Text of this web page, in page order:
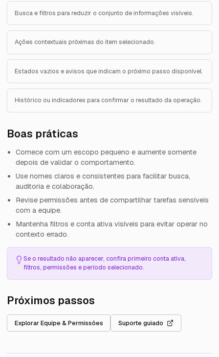
Busca e filtros para reduzir o conjunto de informações visíveis.
Ações contextuais próximas do item selecionado.
Estados vazios e avisos que indicam o próximo passo disponível.
Histórico ou indicadores para confirmar o resultado da operação.
Boas práticas
Comece com um escopo pequeno e aumente somente
depois de validar o comportamento.
Use nomes claros e consistentes para facilitar busca,
auditoria e colaboração.
Revise permissões antes de compartilhar tarefas sensíveis
com a equipe.
Mantenha filtros e conta ativa visíveis para evitar operar no
contexto errado.
Se o resultado não aparecer, confira primeiro conta ativa,
filtros, permissões e período selecionado.
Próximos passos
ExplorarEquipe & Permissões Suporte guiado